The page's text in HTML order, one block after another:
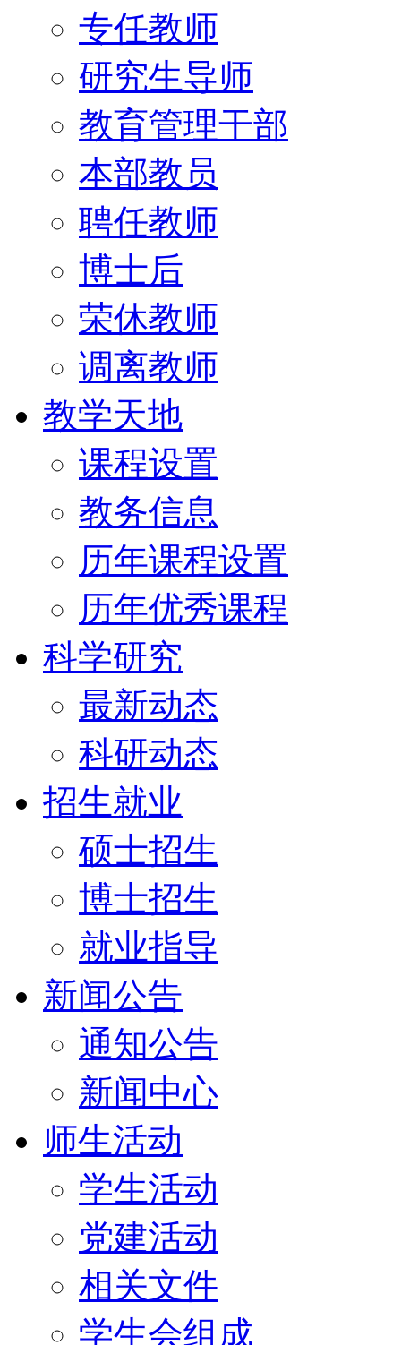
专任教师
研究生导师
教育管理干部
本部教员
聘任教师
博士后
荣休教师
调离教师
教学天地
课程设置
教务信息
历年课程设置
历年优秀课程
科学研究
最新动态
科研动态
招生就业
硕士招生
博士招生
就业指导
新闻公告
通知公告
新闻中心
师生活动
学生活动
党建活动
相关文件
学生会组成